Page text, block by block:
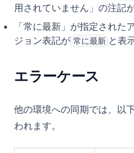
用されていません」の注記
「常に最新」が指定された
ジョン表記が 常に最新 と表
エラーケース
他の環境への同期では、以
われます。